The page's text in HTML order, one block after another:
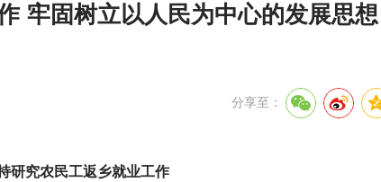
牢固树立以人民为中心的发展思
分享至：
研究农民工返乡就业工作